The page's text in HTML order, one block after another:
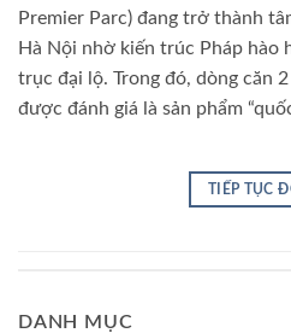
Premier Parc) đang trở thành
Hà Nội nhờ kiến trúc Pháp hào
trục đại lộ. Trong đó, dòng căn
được đánh giá là sản phẩm
TIẾP TỤC
DANH MỤC